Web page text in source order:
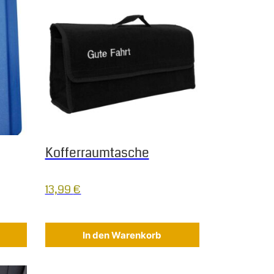
Kofferraumtasche
13,99€
In den Warenkorb